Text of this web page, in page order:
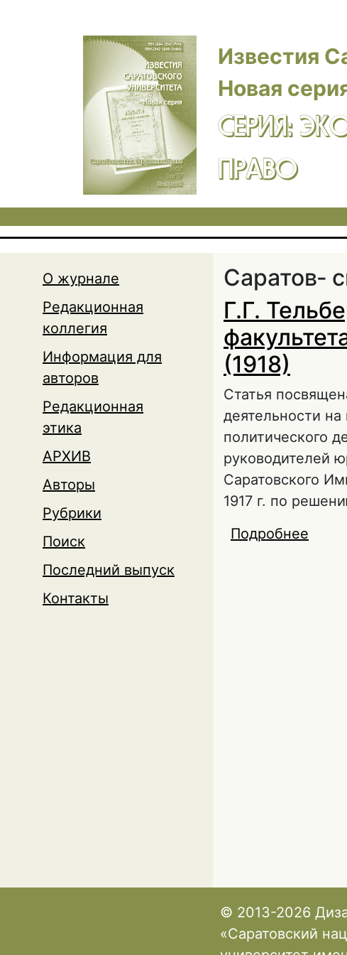
Известия
Новая
СЕРИЯ:
ПРАВО
О журнале
Редакционная
коллегия
Информация для
авторов
Редакционная
этика
АРХИВ
Авторы
Рубрики
Поиск
Последний выпуск
Контакты
Саратов‑
Г.Г.
(1918)
Статья
деятельности на
политического
руководителей
Саратовского
1917 г. по
Подробнее
© 2013-2026
«Саратовский